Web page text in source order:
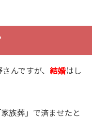
んですが、 結婚はし
族葬」で済ませたと